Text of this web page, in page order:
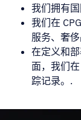
我们拥有
我们在
服务、奢
在定义和
面，我们
踪记录。.